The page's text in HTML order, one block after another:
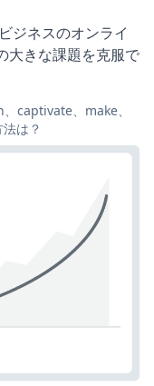
ジネスのオンライ
大きな課題を克服で
captivate、make、
は？